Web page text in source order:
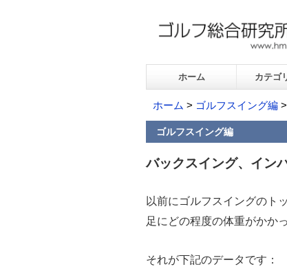
ホーム カテゴ
ホーム > ゴルフスイング編 >
ゴルフスイング編
バックスイング、イン
以前にゴルフスイングのト
足にどの程度の体重がかか
それが下記のデータです：